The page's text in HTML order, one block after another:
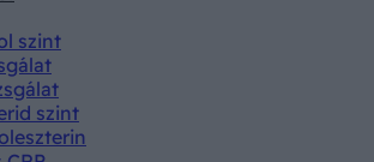
szint
szint